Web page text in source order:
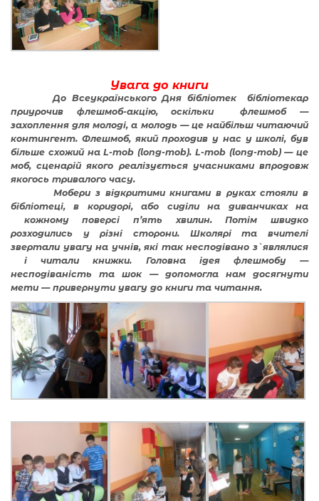
Увага до книги
До Всеукраїнського Дня бібліотек бібліотекар
приурочив флешмоб-акцію, оскільки флешмоб —
захоплення для молоді, а молодь — це найбільш читаючий
контингент. Флешмоб, який проходив у нас у школі, був
більше схожий на L-mob (long-mob). L-mob (long-mob) — це
моб, сценарій якого реалізується учасниками впродовж
якогось тривалого часу.
Мобери з відкритими книгами в руках стояли в
бібліотеці, в коридорі, або сиділи на диванчиках на
кожному поверсі п’ять хвилин. Потім швидко
розходились у різні сторони. Школярі та вчителі
звертали увагу на учнів, які так несподівано з`являлися
і читали книжки. Головна ідея флешмобу —
несподіваність та шок — допомогла нам досягнути
мети — привернути увагу до книги та читання.